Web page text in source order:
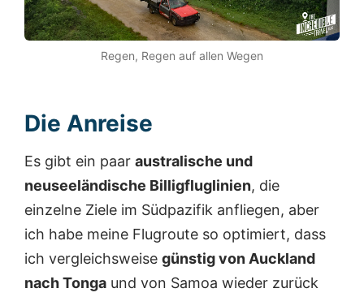
Regen, Regen auf allen Wegen
Die Anreise
Es gibt ein paar australische und
neuseeländische Billigfluglinien, die
einzelne Ziele im Südpazifik anfliegen, aber
ich habe meine Flugroute so optimiert, dass
ich vergleichsweise günstig von Auckland
nach Tonga und von Samoa wieder zurück